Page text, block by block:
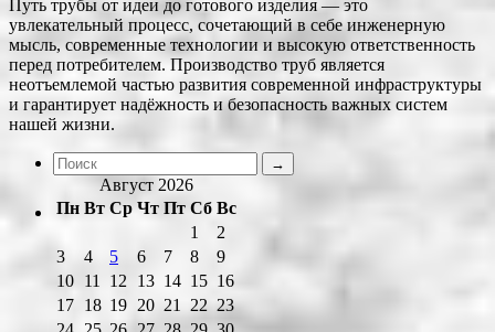
Путь трубы от идеи до готового изделия — это
увлекательный процесс, сочетающий в себе инженерную
мысль, современные технологии и высокую ответственность
перед потребителем. Производство труб является
неотъемлемой частью развития современной инфраструктуры
и гарантирует надёжность и безопасность важных систем
нашей жизни.
Август 2026
Пн Вт Ср Чт Пт Сб Вс
1
2
3
4 5 6 7 8
9
10 11 12 13 14 15 16
17 18 19 20 21 22 23